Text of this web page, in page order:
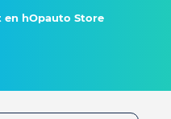
en hOpauto Store